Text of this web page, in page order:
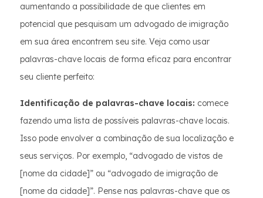
aumentando a possibilidade de que clientes em
potencial que pesquisam um advogado de imigração
em sua área encontrem seu site. Veja como usar
palavras-chave locais de forma eficaz para encontrar
seu cliente perfeito:
Identificação de palavras-chave locais: comece
fazendo uma lista de possíveis palavras-chave locais.
Isso pode envolver a combinação de sua localização e
seus serviços. Por exemplo, “advogado de vistos de
[nome da cidade]” ou “advogado de imigração de
[nome da cidade]”. Pense nas palavras-chave que os